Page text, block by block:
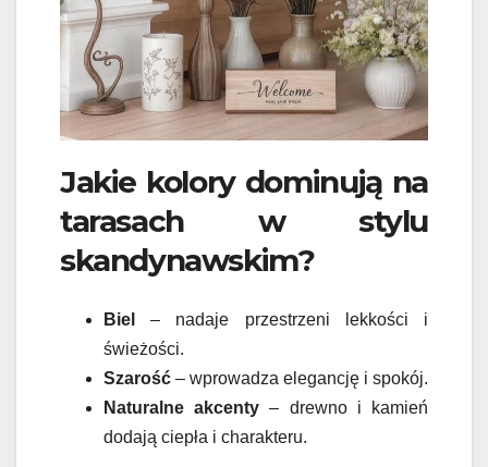
Jakie kolory dominują na
tarasach w stylu
skandynawskim?
Biel
– nadaje przestrzeni lekkości i
świeżości.
Szarość – wprowadza elegancję i spokój.
Naturalne akcenty – drewno i kamień
dodają ciepła i charakteru.